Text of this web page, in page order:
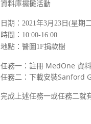
資料庫擺攤活動
日期：2021年3月23日(星期
時間：10:00-16:00
地點：醫圖1F捐款樹
任務一：註冊 MedOne 資
任務二：下載安裝Sanford
完成上述任務一或任務二就